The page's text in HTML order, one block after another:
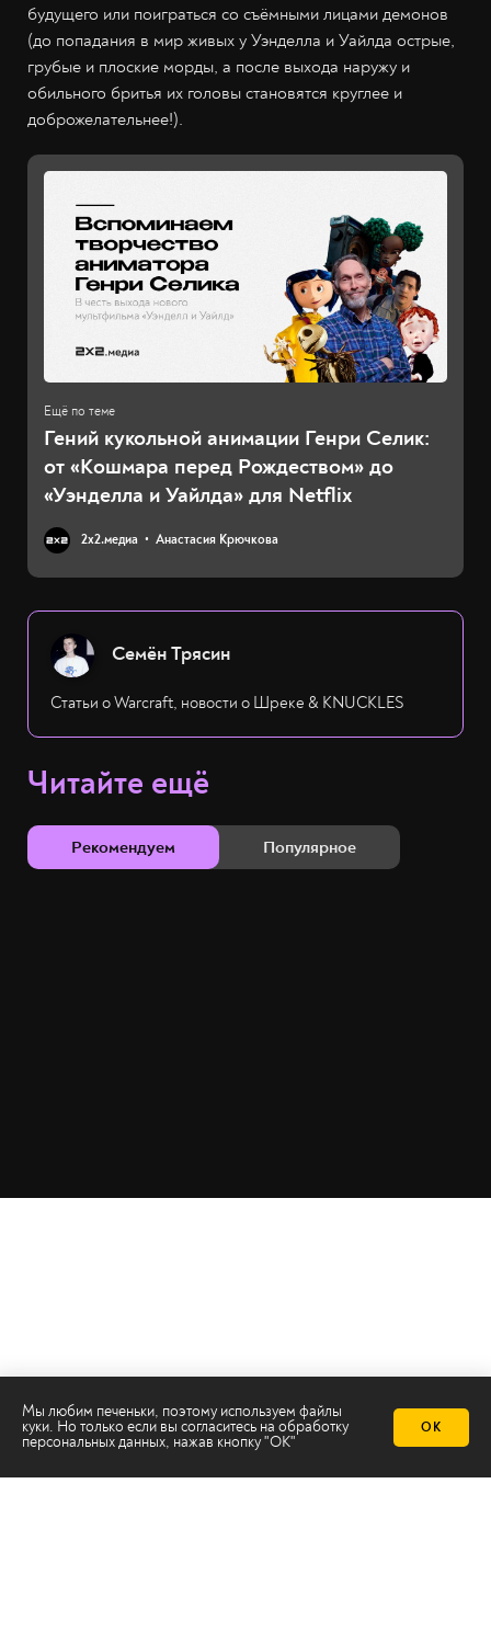
будущего или поиграться со съёмными лицами демонов
(до попадания в мир живых у Уэнделла и Уайлда острые,
грубые и плоские морды, а после выхода наружу и
обильного бритья их головы становятся круглее и
доброжелательнее!).
Гений кукольной анимации Генри Селик:
от «Кошмара перед Рождеством» до
«Уэнделла и Уайлда» для Netflix
2х2.медиа Анастасия Крючкова
Семён Трясин
Статьи о Warcraft, новости о Шреке & KNUCKLES
Читайте ещё
Рекомендуем Популярное
Мы любим печеньки, поэтому используем файлы
куки. Но только если вы согласитесь на обработку
персональных данных, нажав кнопку "ОК"
ОК